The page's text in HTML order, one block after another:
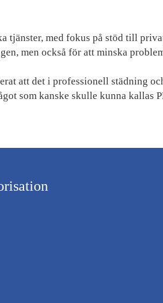
tjänster, med fokus på stöd till
men också för att minska
att det i professionell städning
som kanske skulle kunna kallas